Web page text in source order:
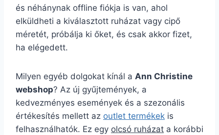
és néhánynak offline fiókja is van, ahol
elküldheti a kiválasztott ruházat vagy cipő
méretét, próbálja ki őket, és csak akkor fizet,
ha elégedett.
Milyen egyéb dolgokat kínál a Ann Christine
webshop? Az új gyűjtemények, a
kedvezményes események és a szezonális
értékesítés mellett az outlet termékek is
felhasználhatók. Ez egy olcsó ruházat a korábbi